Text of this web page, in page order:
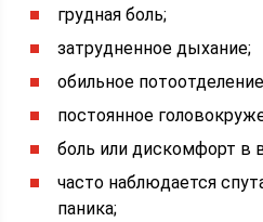
грудная боль;
затрудненное дыхание;
обильное
постоянное
боль или дискомфорт в
часто наблюдается
паника;